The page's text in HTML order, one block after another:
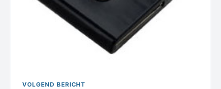
VOLGEND BERICHT